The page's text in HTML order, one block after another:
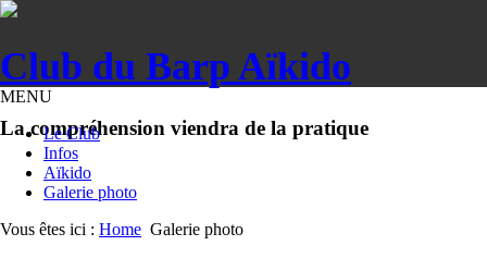
Club du Barp Aïkido
La compréhension viendra de la pratique
MENU
Le Club
Infos
Aïkido
Galerie photo
Vous êtes ici : Home Galerie photo